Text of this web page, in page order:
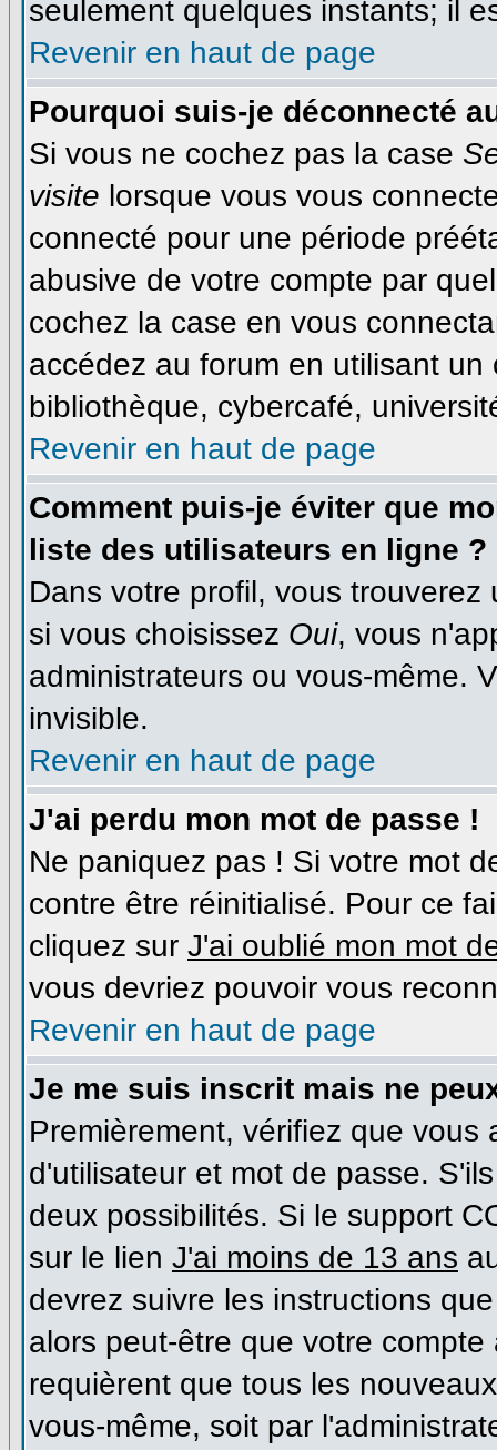
seulement quelques instants; il
Revenir en haut de page
Pourquoi suis-je déconnecté
Si vous ne cochez pas la case
visite lorsque vous vous
connecté pour une période
abusive de votre compte par
cochez la case en vous
accédez au forum en utilisant
bibliothèque, cybercafé,
Revenir en haut de page
Comment puis-je éviter que
liste des utilisateurs en ligne ?
Dans votre profil, vous
si vous choisissez Oui, vous
administrateurs ou vous-même.
invisible.
Revenir en haut de page
J'ai perdu mon mot de passe !
Ne paniquez pas ! Si votre mot
contre être réinitialisé. Pour ce
cliquez sur J'ai oublié mon mot
vous devriez pouvoir vous
Revenir en haut de page
Je me suis inscrit mais ne
Premièrement, vérifiez que
d'utilisateur et mot de passe.
deux possibilités. Si le support
sur le lien J'ai moins de 13 ans
devrez suivre les instructions
alors peut-être que votre
requièrent que tous les
vous-même, soit par